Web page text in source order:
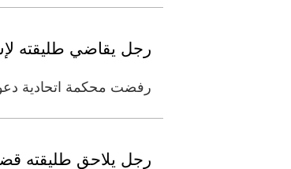
رجل يقاضي طليقته لإسقاط حضانة 4 أبناء
رفضت محكمة اتحادية
رجل يلاحق طليقته